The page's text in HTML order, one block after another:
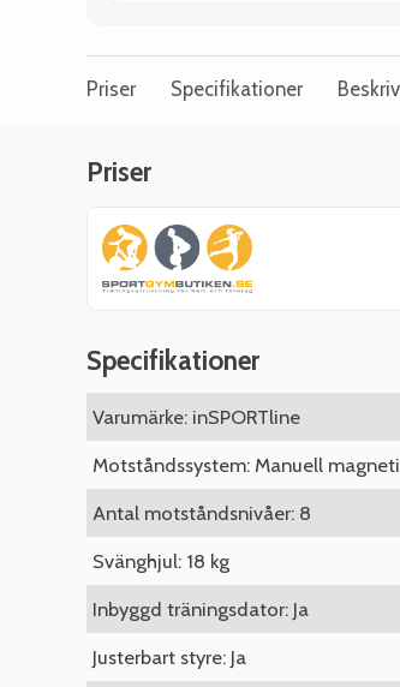
Priser Specifikationer
Priser
Specifikationer
Varumärke: inSPORTline
Motståndssystem: Manuell
Antal motståndsnivåer: 8
Svänghjul: 18 kg
Inbyggd träningsdator: Ja
Justerbart styre: Ja